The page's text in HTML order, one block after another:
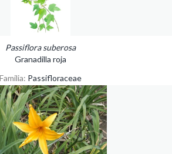
Passiflora suberosa
Granadilla roja
Familia: Passifloraceae